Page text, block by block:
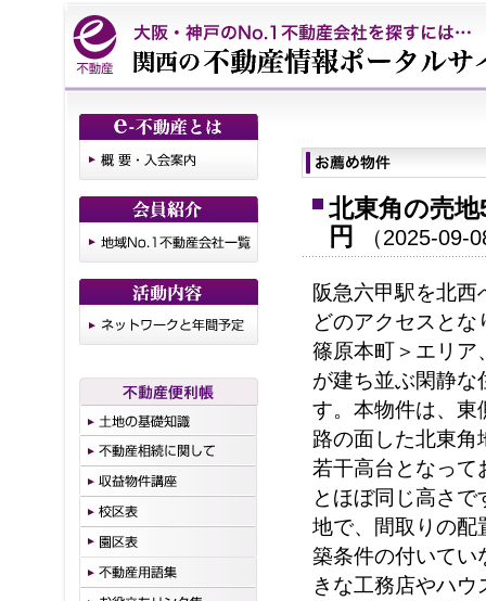
北東角の売地
円
（2025-09-
阪急六甲駅を北
どのアクセスと
篠原本町＞エリア
が建ち並ぶ閑静な
す。本物件は、東
路の面した北東角
若干高台となって
とほぼ同じ高さ
地で、間取りの配
築条件の付いてい
きな工務店やハ